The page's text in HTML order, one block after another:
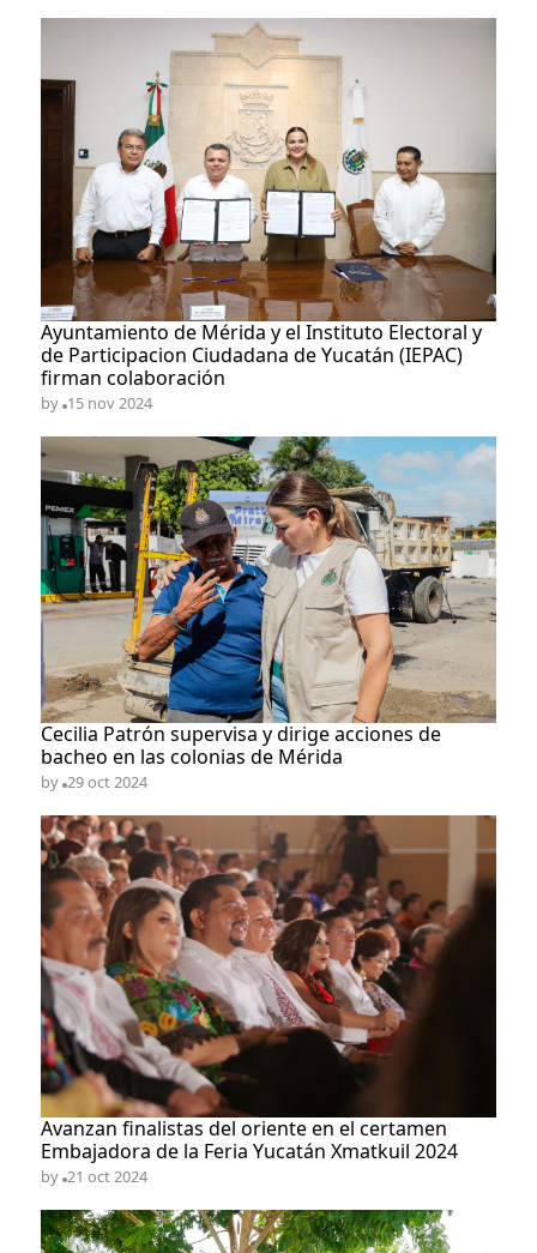
Ayuntamiento de Mérida y el Instituto Electoral y
de Participacion Ciudadana de Yucatán (IEPAC)
firman colaboración
by 15 nov 2024
Cecilia Patrón supervisa y dirige acciones de
bacheo en las colonias de Mérida
by 29 oct 2024
Avanzan finalistas del oriente en el certamen
Embajadora de la Feria Yucatán Xmatkuil 2024
by 21 oct 2024